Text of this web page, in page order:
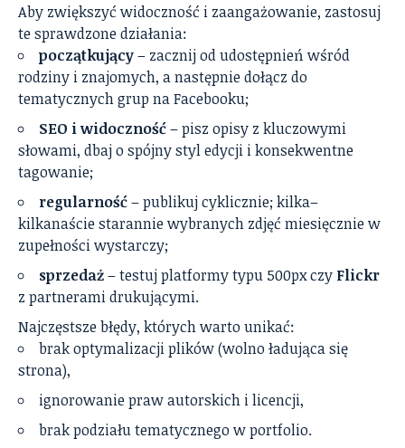
Aby zwiększyć widoczność i zaangażowanie, zastosuj
te sprawdzone działania:
początkujący– zacznij od udostępnień wśród
rodziny i znajomych, a następnie dołącz do
tematycznych grup na Facebooku;
SEO i widoczność– pisz opisy z kluczowymi
słowami, dbaj o spójny styl edycji i konsekwentne
tagowanie;
regularność– publikuj cyklicznie; kilka–
kilkanaście starannie wybranych zdjęć miesięcznie w
zupełności wystarczy;
sprzedaż– testuj platformy typu 500px czy Flickr
z partnerami drukującymi.
Najczęstsze błędy, których warto unikać:
brak optymalizacji plików (wolno ładująca się
strona),
ignorowanie praw autorskich i licencji,
brak podziału tematycznego w portfolio.